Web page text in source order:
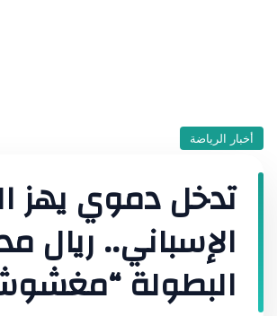
أخبار الرياضة
تدخل دموي يهز
الإسباني.. ريال
البطولة